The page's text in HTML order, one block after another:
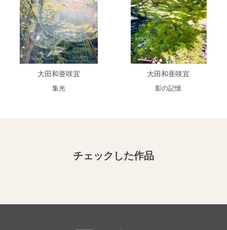
大田和亜咲宜
集光
大田和亜咲宜
影の記憶
チェックした作品